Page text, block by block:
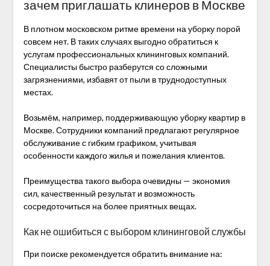
зачем приглашать клинеров в Москве
В плотном московском ритме времени на уборку порой
совсем нет. В таких случаях выгодно обратиться к
услугам профессиональных клининговых компаний.
Специалисты быстро разберутся со сложными
загрязнениями, избавят от пыли в труднодоступных
местах.
Возьмём, например, поддерживающую уборку квартир в
Москве. Сотрудники компаний предлагают регулярное
обслуживание с гибким графиком, учитывая
особенности каждого жилья и пожелания клиентов.
Преимущества такого выбора очевидны — экономия
сил, качественный результат и возможность
сосредоточиться на более приятных вещах.
Как не ошибиться с выбором клининговой службы
При поиске рекомендуется обратить внимание на: